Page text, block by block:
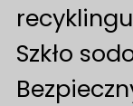
Szkło